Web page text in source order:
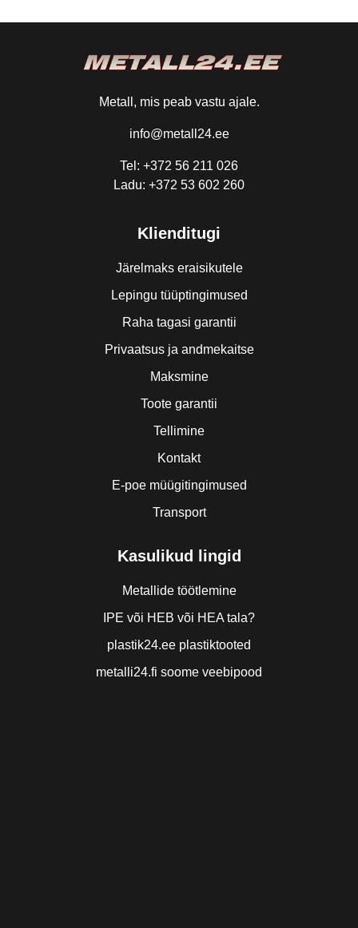
Metall, mis peab vastu ajale.
info@metall24.ee
Tel: +372 56 211 026
Ladu: +372 53 602 260
Klienditugi
Järelmaks eraisikutele
Lepingu tüüptingimused
Raha tagasi garantii
Privaatsus ja andmekaitse
Maksmine
Toote garantii
Tellimine
Kontakt
E-poe müügitingimused
Transport
Kasulikud lingid
Metallide töötlemine
IPE või HEB või HEA tala?
plastik24.ee plastiktooted
metalli24.fi soome veebipood